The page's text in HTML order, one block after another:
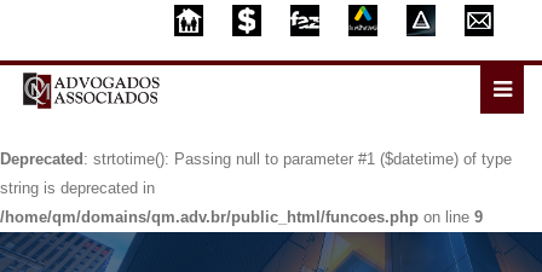
string is deprecated in
/home/qm/domains/qm.adv.br/public_html/funcoes.php
Deprecated : strtotime(): Passing null to parameter #1 ($datetime) of type
string is deprecated in
/home/qm/domains/qm.adv.br/public_html/funcoes.php on line 9